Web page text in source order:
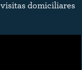
visitas domiciliares